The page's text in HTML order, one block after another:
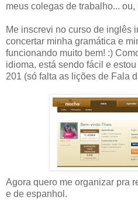
meus colegas de trabalho...
Me inscrevi no curso de inglês
concertar minha gramática e
funcionando muito bem! :)
idioma, está sendo fácil e
201 (só falta as lições de Fala
Agora quero me organizar pra
e de espanhol.